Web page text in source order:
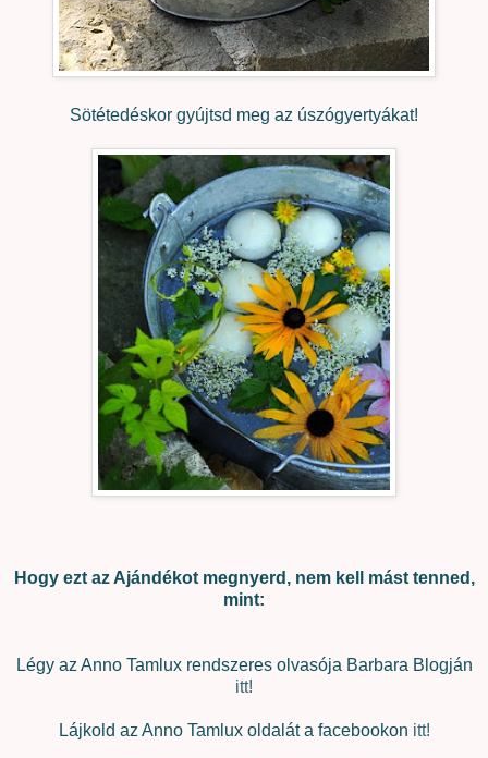
Sötétedéskor gyújtsd meg az úszógyertyákat!
Hogy ezt az Ajándékot megnyerd, nem kell mást tenned,
mint:
Légy az Anno Tamlux rendszeres olvasója Barbara Blogján
itt!
Lájkold az Anno Tamlux oldalát a facebookon itt!